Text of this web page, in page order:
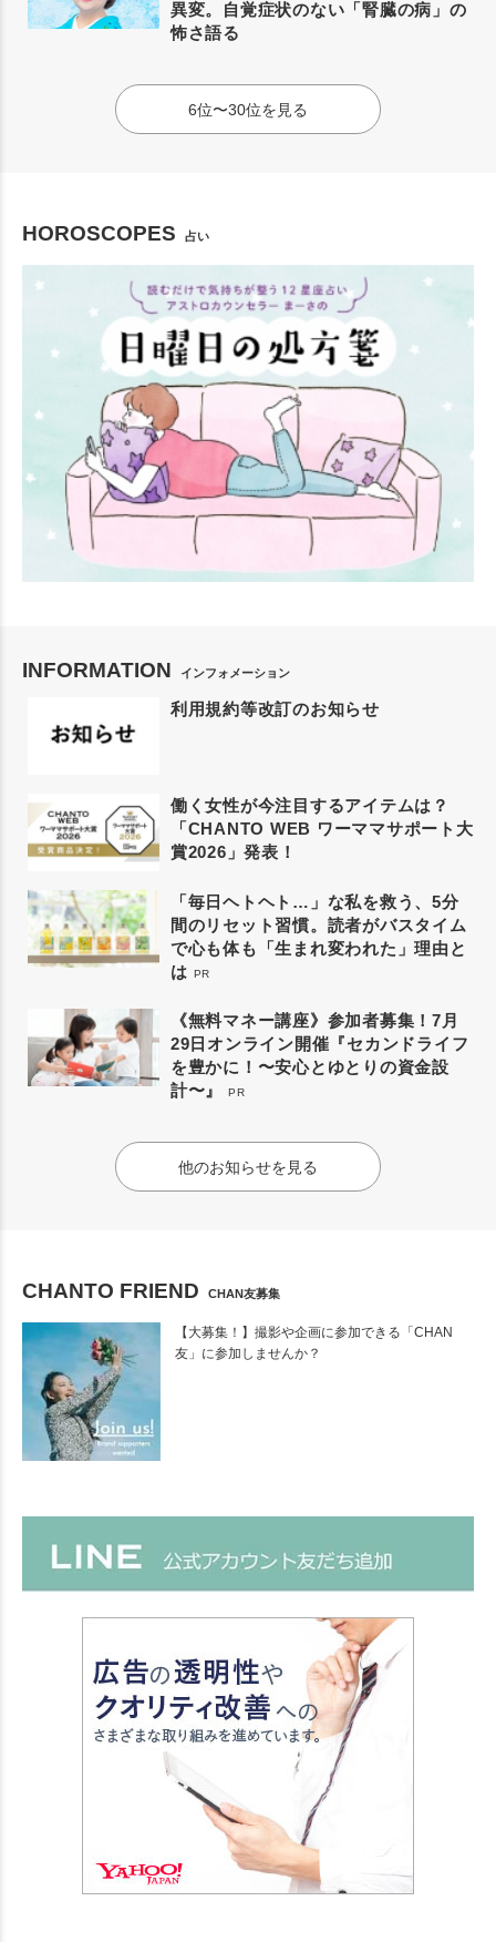
異変。自覚症状のない「腎臓の病」の
怖さ語る
6位〜30位を見る
HOROSCOPES 占い
INFORMATION インフォメーション
利用規約等改訂のお知らせ
働く女性が今注目するアイテムは？
「CHANTO WEB ワーママサポート大
賞2026」発表！
「毎日ヘトヘト…」な私を救う、5分
間のリセット習慣。読者がバスタイム
で心も体も「生まれ変われた」理由と
は PR
《無料マネー講座》参加者募集！7月
29日オンライン開催『セカンドライフ
を豊かに！〜安心とゆとりの資金設
計〜』
PR
他のお知らせを見る
CHANTO FRIEND CHAN友募集
【大募集！】撮影や企画に参加できる「CHAN
友」に参加しませんか？